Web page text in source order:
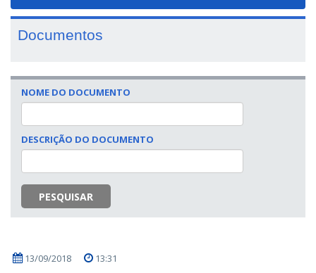
Documentos
NOME DO DOCUMENTO
DESCRIÇÃO DO DOCUMENTO
PESQUISAR
13/09/2018 13:31